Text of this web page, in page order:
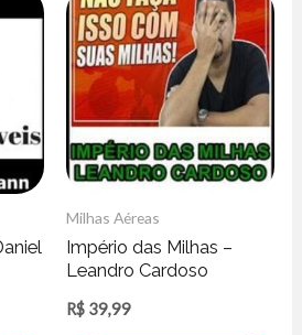
Milhas Aéreas
Império das Milhas –
Leandro Cardoso
R$ 39,99